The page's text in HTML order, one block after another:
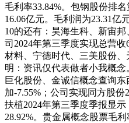
毛利率33.84%。包钢股份排
16.06亿元。毛利润为23.31亿
10的还有：昊海生科、新宙
司2024年第三季度实现总营
材料、宁德时代、三美股份
明：资讯仅代表做者小我概念
巨化股份、金诚信概念查询
加-7.55%；公司实现同方股
扶植2024年第三季度季报显
28.92%。贵金属概念股票毛